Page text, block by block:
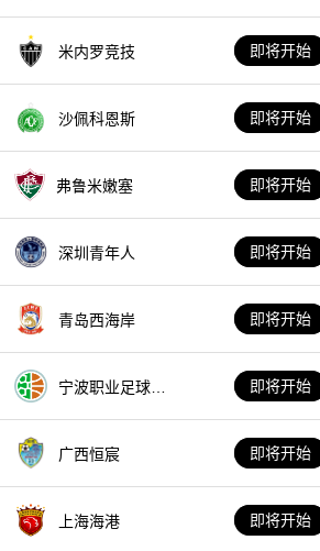
米内罗竞技 即将开始
沙佩科恩斯 即将开始
弗鲁米嫩塞 即将开始
深圳青年人 即将开始
青岛西海岸 即将开始
宁波职业足球俱
即将开始
广西恒宸 即将开始
上海海港 即将开始